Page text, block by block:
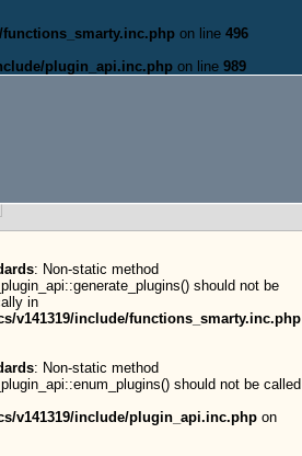
on line 496
plugin_api.inc.php on line 989
: Non-static method
should not be
in
v141319/include/functions_smarty.inc.php
: Non-static method
should not be called
v141319/include/plugin_api.inc.php on